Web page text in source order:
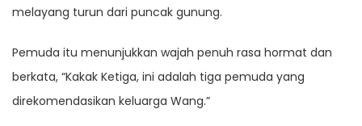
melayang turun dari puncak gunung.
Pemuda itu menunjukkan wajah penuh rasa hormat dan
berkata, “Kakak Ketiga, ini adalah tiga pemuda yang
direkomendasikan keluarga Wang.”